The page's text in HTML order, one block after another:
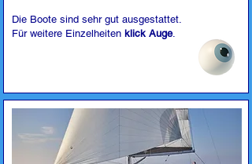
Die Boote sind sehr gut ausgestattet.
Für weitere Einzelheiten klick Auge.